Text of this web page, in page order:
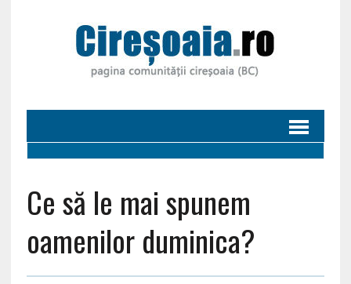
Ce să le mai spunem
oamenilor duminica?